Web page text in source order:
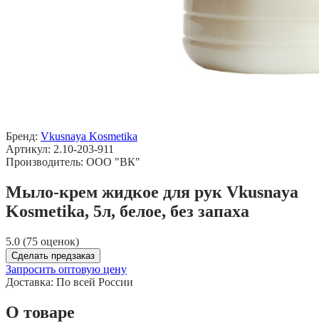
Бренд: Vkusnaya Kosmetika
Артикул: 2.10-203-911
Производитель: ООО "ВК"
Мыло-крем жидкое для рук Vkusnaya
Kosmetika, 5л, белое, без запаха
5.0 (75 оценок)
Сделать предзаказ
Запросить оптовую цену
Доставка: По всей России
О товаре